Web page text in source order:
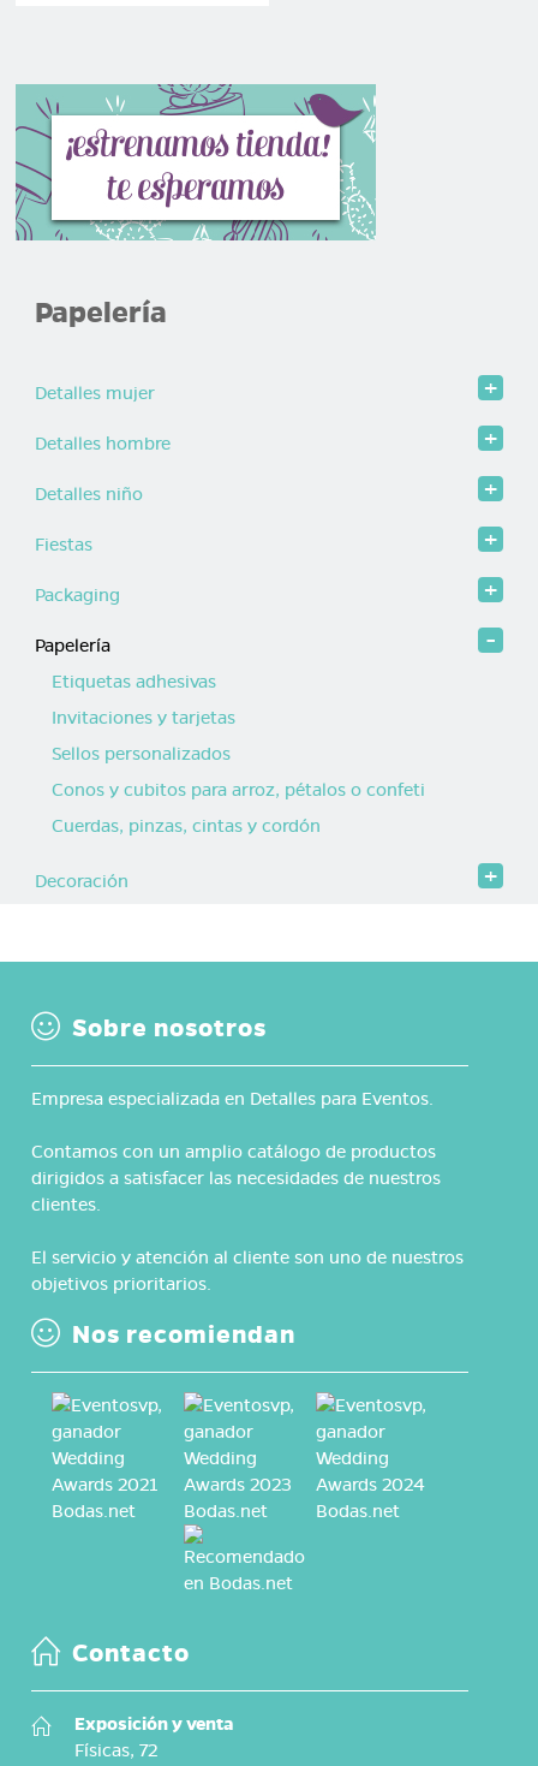
Papelería
Detalles mujer
Detalles hombre
Detalles niño
Fiestas
Packaging
Papelería
Etiquetas adhesivas
Invitaciones y tarjetas
Sellos personalizados
Conos y cubitos para arroz, pétalos o confeti
Cuerdas, pinzas, cintas y cordón
Decoración
Sobre nosotros
Empresa especializada en Detalles para Eventos.
Contamos con un amplio catálogo de productos
dirigidos a satisfacer las necesidades de nuestros
clientes.
El servicio y atención al cliente son uno de nuestros
objetivos prioritarios.
Nos recomiendan
Contacto
Exposición y venta
Físicas, 72